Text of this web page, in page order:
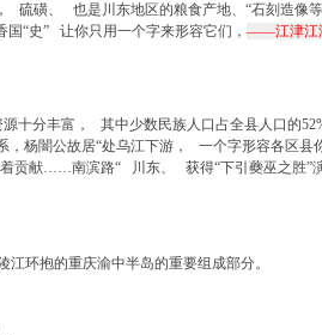
硫磺、 也是川东地区的粮食产地、“石刻造像
国“史” 让你只用一个字来形容它们， ——江津江
十分丰富， 其中少数民族人口占全县人口的
，杨闇公故居“处乌江下游， 一个字形容各区县
着贡献……南滨路“ 川东、
获得“下引蘷巫之胜”
环抱的重庆渝中半岛的重要组成部分。